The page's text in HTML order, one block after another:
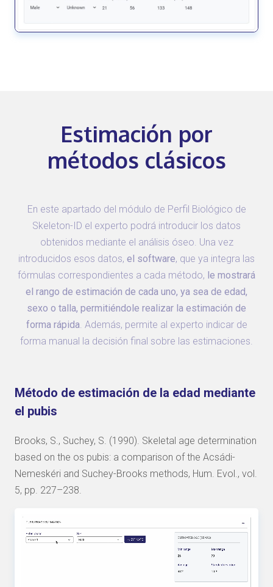
Estimación por
métodos clásicos
En este apartado del módulo de Perfil Biológico de
Skeleton-ID el experto podrá introducir los datos
obtenidos mediante el análisis óseo. Una vez
introducidos esos datos, el software, que ya integra las
fórmulas correspondientes a cada método, le mostrará
el rango de estimación de cada uno, ya sea de edad,
sexo o talla, permitiéndole realizar la estimación de
forma rápida. Además, permite al experto indicar de
forma manual la decisión final sobre las estimaciones.
Método de estimación de la edad mediante
el pubis
Brooks, S., Suchey, S. (1990). Skeletal age determination
based on the os pubis: a comparison of the Acsádi-
Nemeskéri and Suchey-Brooks methods, Hum. Evol., vol.
5, pp. 227–238.